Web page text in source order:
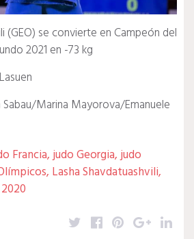
(GEO) se convierte en Campeón del
2021 en -73 kg
Marina Mayorova/Emanuele
Francia,judo Georgia,judo
, Lasha Shavdatuashvili,
Twitter
Facebook
Pinterest